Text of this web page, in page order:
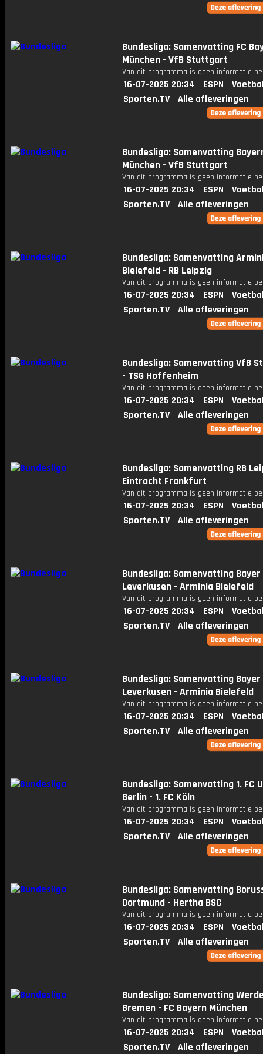
Bundesliga: Samenvatting FC
München - VfB Stuttgart
Van dit programma is geen informatie
16-07-2025 20:34 ESPN
Sporten.TV
Alle afleveringen
Bundesliga: Samenvatting
München - VfB Stuttgart
Van dit programma is geen informatie
16-07-2025 20:34 ESPN
Sporten.TV
Alle afleveringen
Bundesliga: Samenvatting
Bielefeld - RB Leipzig
Van dit programma is geen informatie
16-07-2025 20:34 ESPN
Sporten.TV
Alle afleveringen
Bundesliga: Samenvatting VfB
- TSG Hoffenheim
Van dit programma is geen informatie
16-07-2025 20:34 ESPN
Sporten.TV
Alle afleveringen
Bundesliga: Samenvatting RB
Eintracht Frankfurt
Van dit programma is geen informatie
16-07-2025 20:34 ESPN
Sporten.TV
Alle afleveringen
Bundesliga: Samenvatting Bayer
Leverkusen - Arminia Bielefeld
Van dit programma is geen informatie
16-07-2025 20:34 ESPN
Sporten.TV
Alle afleveringen
Bundesliga: Samenvatting Bayer
Leverkusen - Arminia Bielefeld
Van dit programma is geen informatie
16-07-2025 20:34 ESPN
Sporten.TV
Alle afleveringen
Bundesliga: Samenvatting 1. FC
Berlin - 1. FC Köln
Van dit programma is geen informatie
16-07-2025 20:34 ESPN
Sporten.TV
Alle afleveringen
Bundesliga: Samenvatting
Dortmund - Hertha BSC
Van dit programma is geen informatie
16-07-2025 20:34 ESPN
Sporten.TV
Alle afleveringen
Bundesliga: Samenvatting
Bremen - FC Bayern München
Van dit programma is geen informatie
16-07-2025 20:34 ESPN
Sporten.TV
Alle afleveringen